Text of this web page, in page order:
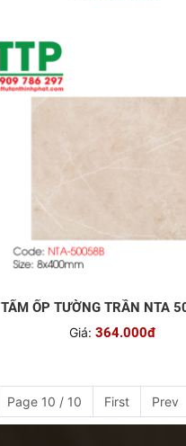
TẤM ỐP TƯỜNG TRẦN NTA
Giá: 364.000đ
Page 10 / 10 First Prev